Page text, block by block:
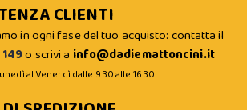
CLIENTI
in ogni fase del tuo acquisto: contatta il
149o scrivi a info@dadiemattoncini.it
al Venerdì dalle 9:30 alle 16:30